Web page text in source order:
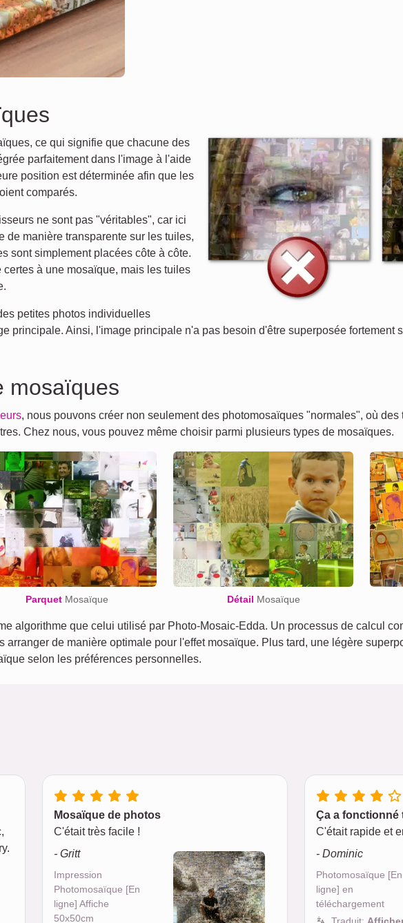
ce qui signifie que chacune des
parfaitement dans l'image à l'aide
position est déterminée afin que les
comparés.
ne sont pas "véritables", car ici
de manière transparente sur les tuiles,
sont simplement placées côte à côte.
à une mosaïque, mais les tuiles
petites photos individuelles
principale. Ainsi, l'image principale n'a pas besoin d'être superposée fortement
mosaïques
, nous pouvons créer non seulement des photomosaïques "normales", où
Chez nous, vous pouvez même choisir parmi plusieurs types de mosaïques.
ParquetMosaïque Détail Mosaïque
algorithme que celui utilisé par Photo-Mosaic-Edda. Un processus de calcul
de manière optimale pour l'effet mosaïque. Plus tard, une légère
selon les préférences personnelles.
Mosaïque de photos
C'était très facile !
- Gritt
Impression
Photomosaïque [En
ligne] Affiche
50x50cm
Ça a fonctionné
C'était rapide et
- Dominic
Photomosaïque [En
ligne] en
téléchargement
Traduit: